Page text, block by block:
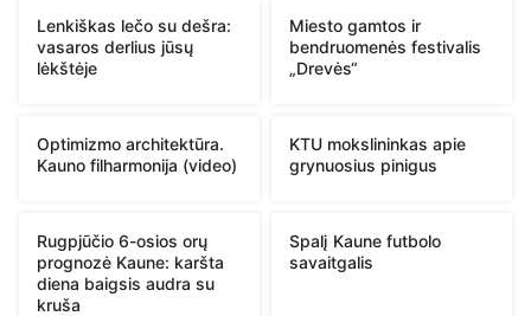
Lenkiškas lečo su dešra:
vasaros derlius jūsų
lėkštėje
Miesto gamtos ir
bendruomenės festivalis
„Drevės“
Optimizmo architektūra.
Kauno filharmonija (video)
KTU mokslininkas apie
grynuosius pinigus
Rugpjūčio 6-osios orų
prognozė Kaune: karšta
diena baigsis audra su
kruša
Spalį Kaune futbolo
savaitgalis